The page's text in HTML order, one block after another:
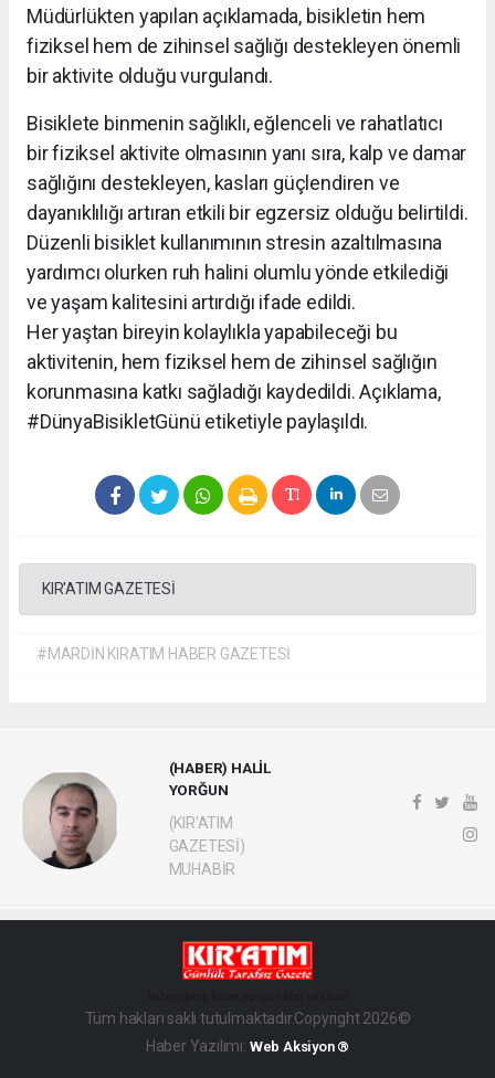
Müdürlükten yapılan açıklamada, bisikletin hem
fiziksel hem de zihinsel sağlığı destekleyen önemli
bir aktivite olduğu vurgulandı.
Bisiklete binmenin sağlıklı, eğlenceli ve rahatlatıcı
bir fiziksel aktivite olmasının yanı sıra, kalp ve damar
sağlığını destekleyen, kasları güçlendiren ve
dayanıklılığı artıran etkili bir egzersiz olduğu belirtildi.
Düzenli bisiklet kullanımının stresin azaltılmasına
yardımcı olurken ruh halini olumlu yönde etkilediği
ve yaşam kalitesini artırdığı ifade edildi.
Her yaştan bireyin kolaylıkla yapabileceği bu
aktivitenin, hem fiziksel hem de zihinsel sağlığın
korunmasına katkı sağladığı kaydedildi. Açıklama,
#DünyaBisikletGünü etiketiyle paylaşıldı.
KIR'ATIM GAZETESİ
#MARDİN KIRATIM HABER GAZETESİ
(HABER) HALİL
YORĞUN
(KIR'ATIM
GAZETESİ)
MUHABİR
Tüm hakları saklı tutulmaktadır.Copyright 2026©
Haber Yazılımı: Web Aksiyon ®